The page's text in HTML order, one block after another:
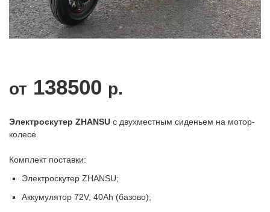
от 138500 р.
Электроскутер ZHANSU с двухместным сиденьем на мотор-
колесе.
Комплект поставки:
Электроскутер ZHANSU;
Аккумулятор 72V, 40Ah (базово);